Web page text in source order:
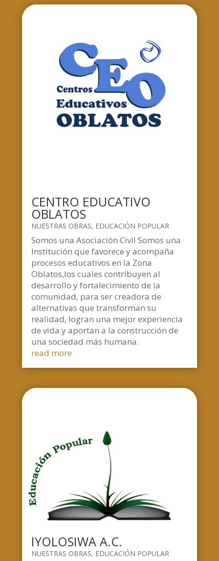
CENTRO EDUCATIVO
OBLATOS
NUESTRAS OBRAS, EDUCACIÓN POPULAR
Somos una Asociación Civil Somos una
Institución que favorece y acompaña
procesos educativos en la Zona
Oblatos,los cuales contribuyen al
desarrollo y fortalecimiento de la
comunidad, para ser creadora de
alternativas que transforman su
realidad, logran una mejor experiencia
de vida y aportan a la construcción de
una sociedad más humana.
read more
IYOLOSIWA A.C.
NUESTRAS OBRAS, EDUCACIÓN POPULAR